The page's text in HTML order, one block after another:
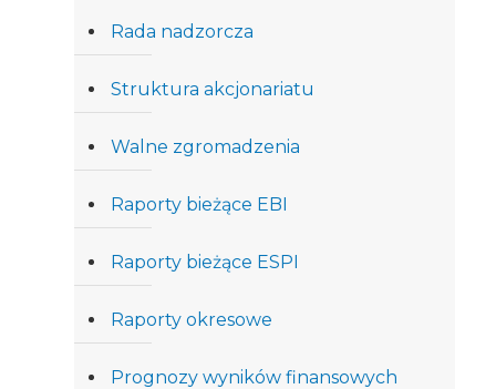
Rada nadzorcza
Struktura akcjonariatu
Walne zgromadzenia
Raporty bieżące EBI
Raporty bieżące ESPI
Raporty okresowe
Prognozy wyników finansowych